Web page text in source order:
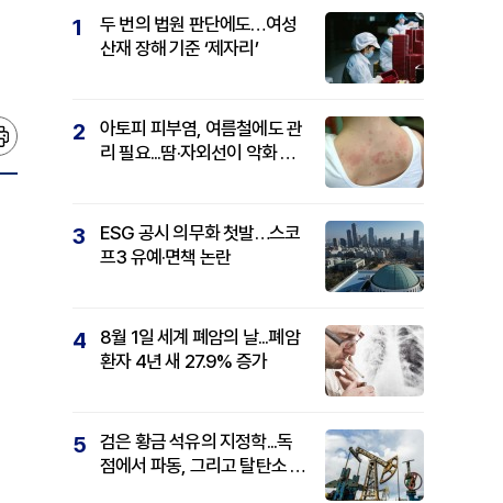
1
두 번의 법원 판단에도…여성
산재 장해 기준 ‘제자리’
2
아토피 피부염, 여름철에도 관
리 필요...땀·자외선이 악화 요
3
ESG 공시 의무화 첫발…스코
프3 유예·면책 논란
4
8월 1일 세계 폐암의 날...폐암
환자 4년 새 27.9% 증가
5
검은 황금 석유의 지정학...독
점에서 파동, 그리고 탈탄소 패